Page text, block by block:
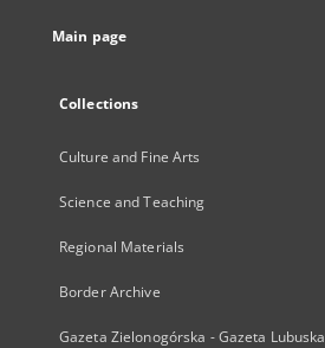
Main page
Collections
Culture and Fine Arts
Science and Teaching
Regional Materials
Border Archive
Gazeta Zielonogórska - Gazeta Lubuska